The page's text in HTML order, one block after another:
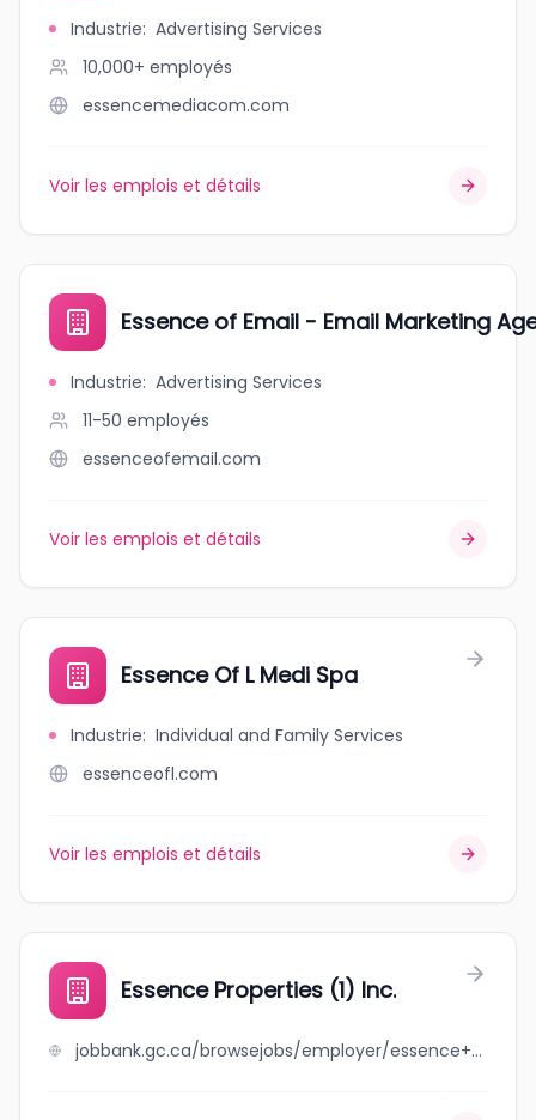
Industrie: Advertising Services
10,000+ employés
essencemediacom.com
Voir les emplois et détails
Essence of Email - Email Marketing
Industrie: Advertising Services
11-50 employés
essenceofemail.com
Voir les emplois et détails
Essence Of L Medi Spa
Industrie: Individual and Family Services
essenceofl.com
Voir les emplois et détails
Essence Properties (1) Inc.
jobbank.gc.ca/browsejobs/employer/essence+properties+%281%29+inc./ca